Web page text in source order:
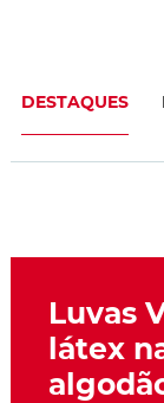
DESTAQUES
Luvas
látex